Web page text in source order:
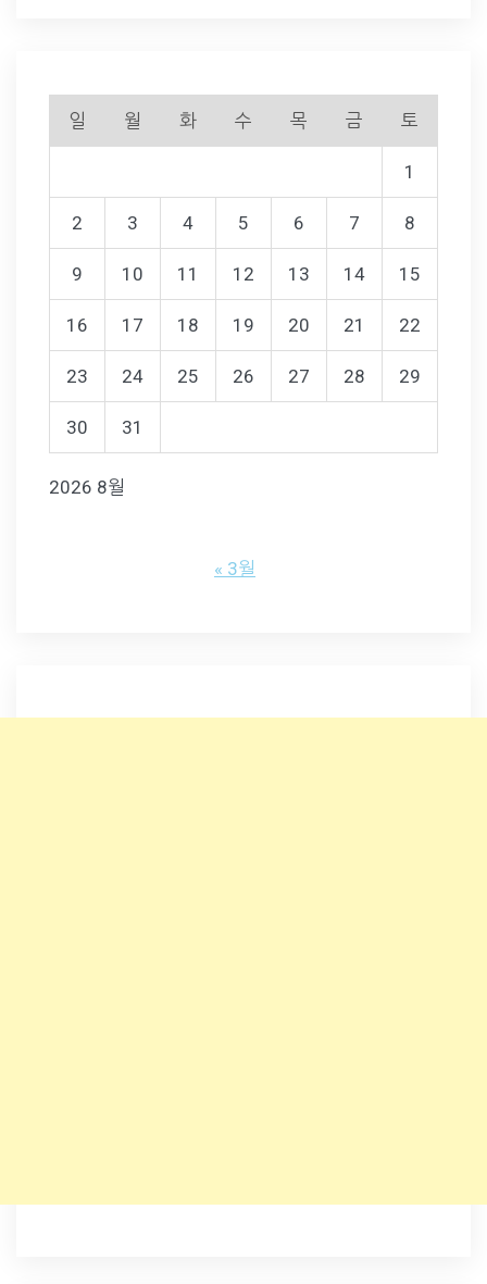
2026 8월
일 월 화 수 목 금 토
1
2 3 4 5 6 7 8
9 10 11 12 13 14 15
16 17 18 19 20 21 22
23 24 25 26 27 28 29
30 31
« 3월